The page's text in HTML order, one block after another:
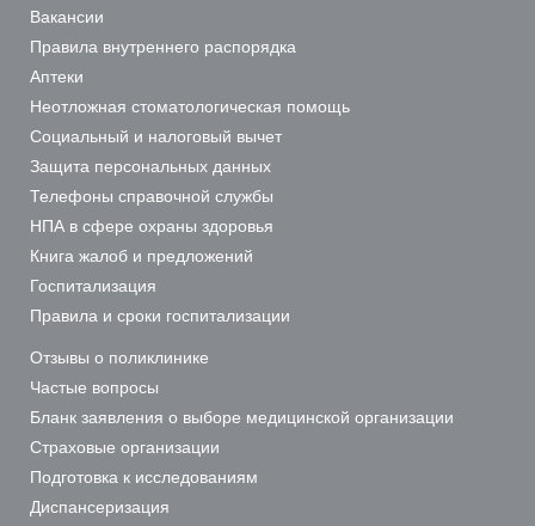
Вакансии
Правила внутреннего распорядка
Аптеки
Неотложная стоматологическая помощь
Социальный и налоговый вычет
Защита персональных данных
Телефоны справочной службы
НПА в сфере охраны здоровья
Книга жалоб и предложений
Госпитализация
Правила и сроки госпитализации
Отзывы о поликлинике
Частые вопросы
Бланк заявления о выборе медицинской организации
Страховые организации
Подготовка к исследованиям
Диспансеризация